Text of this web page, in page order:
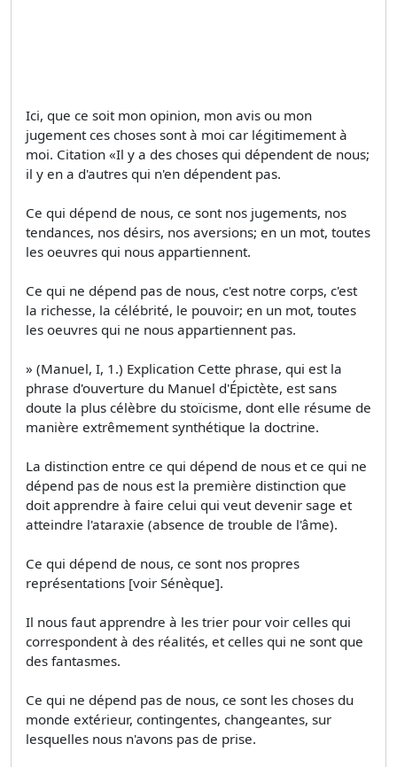
Ici, que ce soit mon opinion, mon avis ou mon
jugement ces choses sont à moi car légitimement à
moi. Citation «Il y a des choses qui dépendent de nous;
il y en a d'autres qui n'en dépendent pas.
Ce qui dépend de nous, ce sont nos jugements, nos
tendances, nos désirs, nos aversions; en un mot, toutes
les oeuvres qui nous appartiennent.
Ce qui ne dépend pas de nous, c'est notre corps, c'est
la richesse, la célébrité, le pouvoir; en un mot, toutes
les oeuvres qui ne nous appartiennent pas.
» (Manuel, I, 1.) Explication Cette phrase, qui est la
phrase d'ouverture du Manuel d'Épictète, est sans
doute la plus célèbre du stoïcisme, dont elle résume de
manière extrêmement synthétique la doctrine.
La distinction entre ce qui dépend de nous et ce qui ne
dépend pas de nous est la première distinction que
doit apprendre à faire celui qui veut devenir sage et
atteindre l'ataraxie (absence de trouble de l'âme).
Ce qui dépend de nous, ce sont nos propres
représentations [voir Sénèque].
Il nous faut apprendre à les trier pour voir celles qui
correspondent à des réalités, et celles qui ne sont que
des fantasmes.
Ce qui ne dépend pas de nous, ce sont les choses du
monde extérieur, contingentes, changeantes, sur
lesquelles nous n'avons pas de prise.